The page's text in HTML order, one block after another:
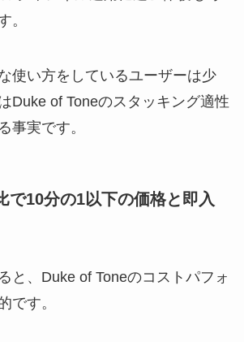
。
使い方をしているユーザーは少
Duke of Toneのスタッキング適性
事実です。
10分の1以下の価格と即入
と、Duke of Toneのコストパフォ
です。